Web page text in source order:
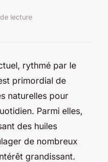
lecture
rythmé par le
primordial de
naturelles pour
Parmi elles,
des huiles
de nombreux
grandissant.